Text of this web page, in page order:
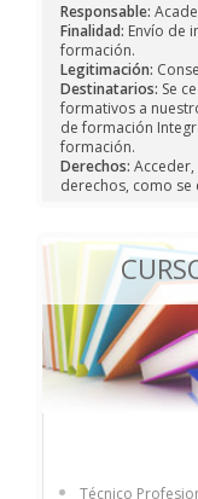
Responsable:
Finalidad: Envío de
formación.
Legitimación:
Destinatarios: Se
formativos a
de formación
formación.
Derechos:
derechos, como
Técnico